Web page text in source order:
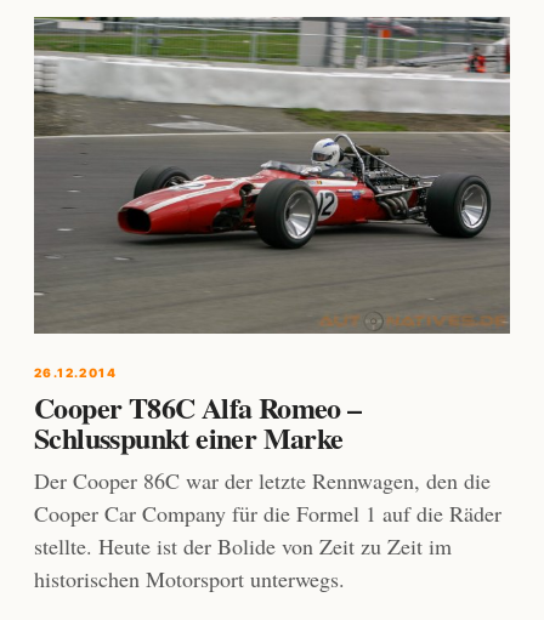
26.12.2014
Cooper T86C Alfa Romeo –
Schlusspunkt einer Marke
Der Cooper 86C war der letzte Rennwagen, den die
Cooper Car Company für die Formel 1 auf die Räder
stellte. Heute ist der Bolide von Zeit zu Zeit im
historischen Motorsport unterwegs.